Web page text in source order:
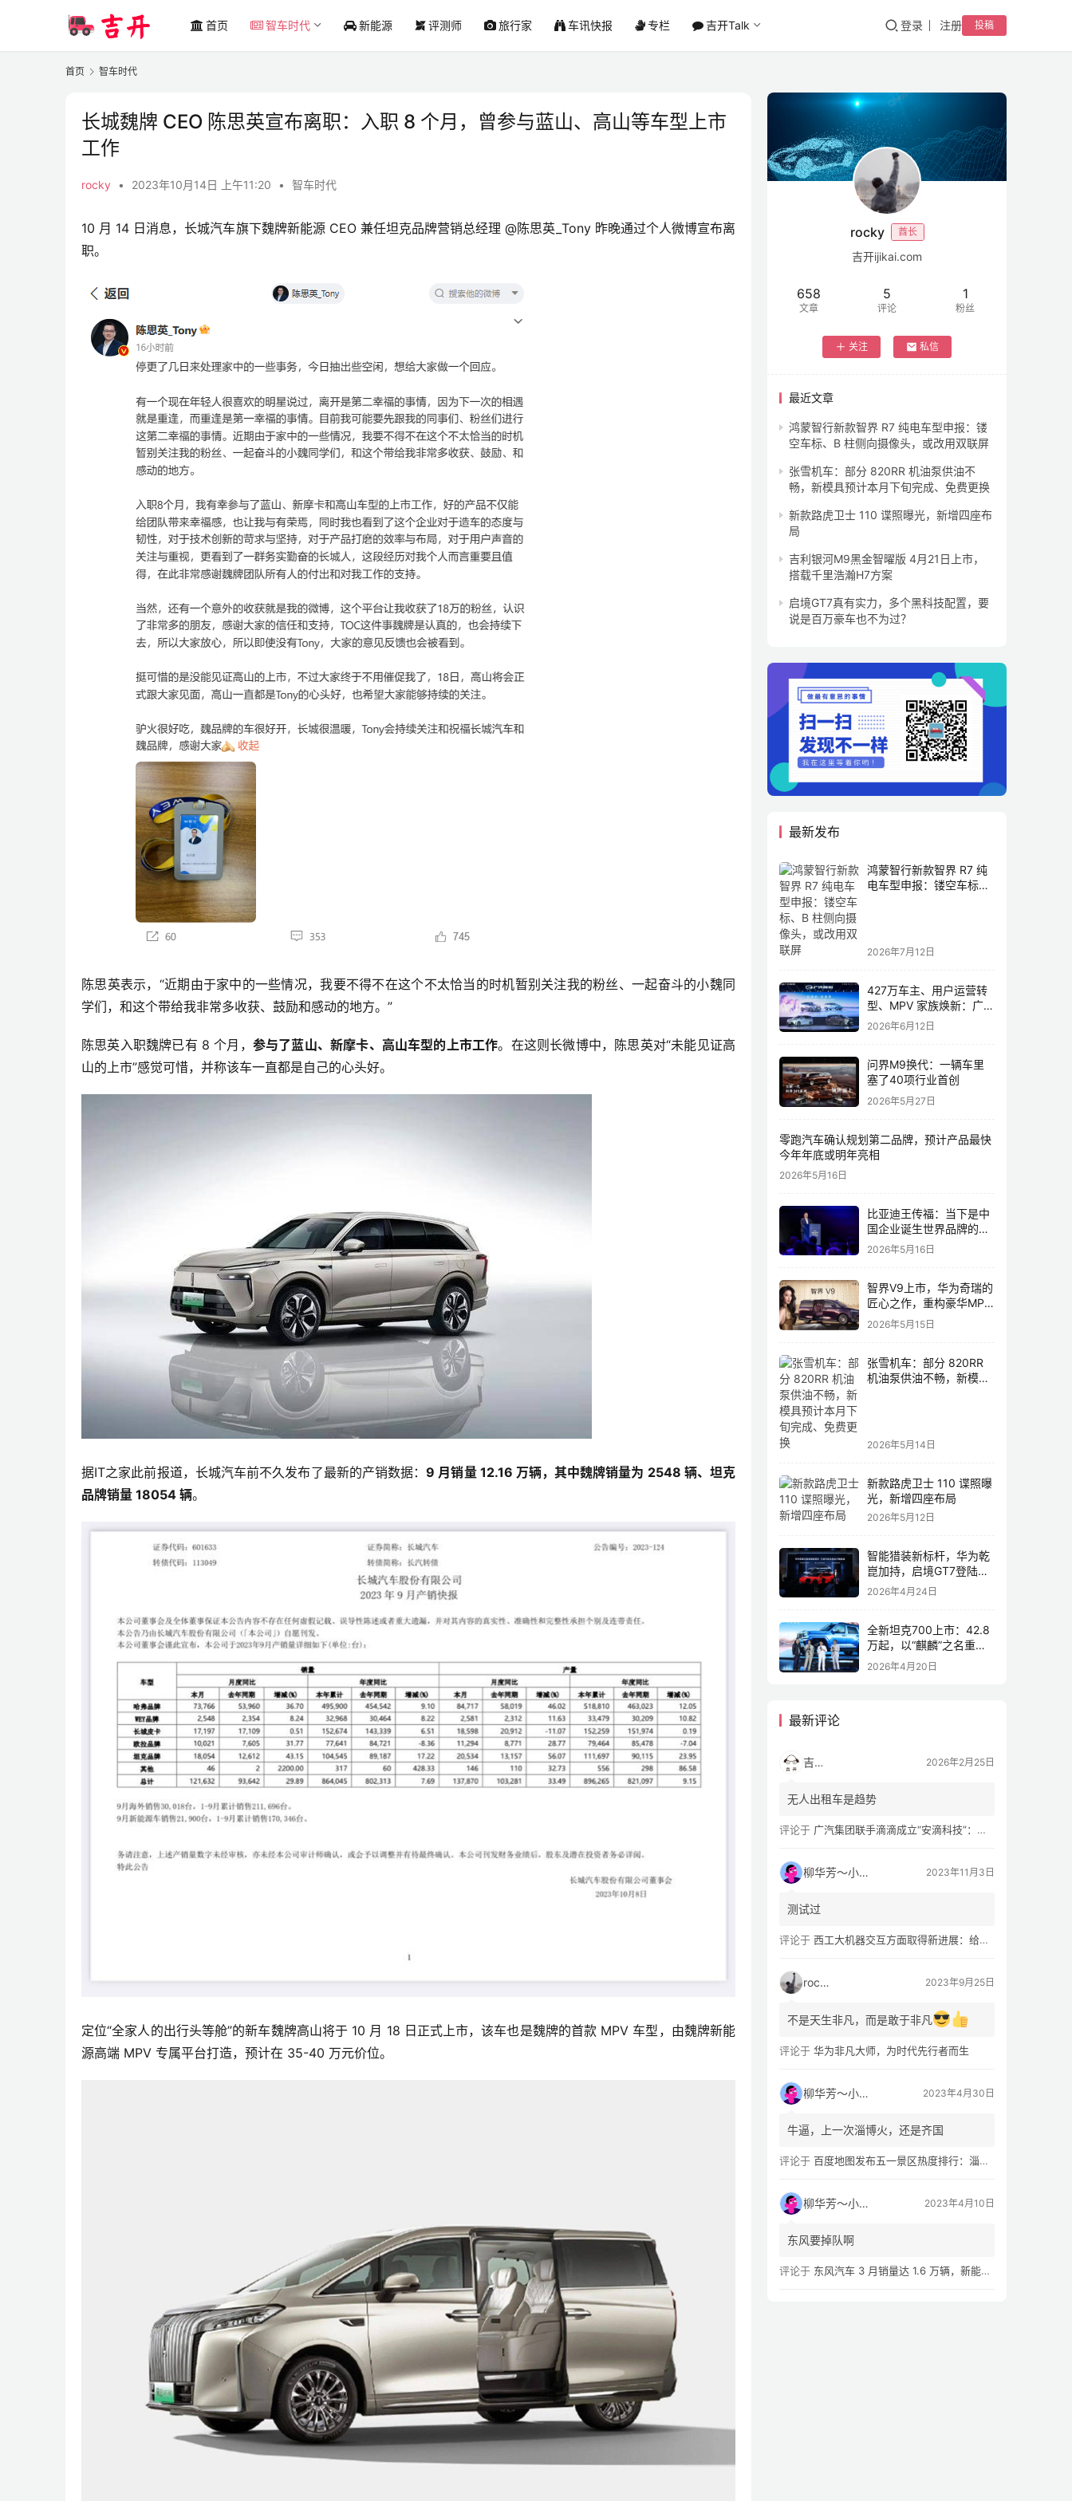
首页 智车时代 新能源 评测师 旅行家 车讯快报 专栏 吉开Talk 登录 注册 投稿
首页 智车时代
长城魏牌 CEO 陈思英宣布离职：入职 8 个月，曾参与蓝山、高山等车型上市
工作
rocky • 2023年10月14日 上午11:20 • 智车时代
10 月 14 日消息，长城汽车旗下魏牌新能源 CEO 兼任坦克品牌营销总经理 @陈思英_Tony 昨晚通过个人微博宣布离
职。
陈思英表示，“近期由于家中的一些情况，我要不得不在这个不太恰当的时机暂别关注我的粉丝、一起奋斗的小魏同
学们，和这个带给我非常多收获、鼓励和感动的地方。”
陈思英入职魏牌已有 8 个月， 参与了蓝山、新摩卡、高山车型的上市工作。在这则长微博中，陈思英对“未能见证高
山的上市”感觉可惜，并称该车一直都是自己的心头好。
据IT之家此前报道，长城汽车前不久发布了最新的产销数据：9 月销量 12.16 万辆，其中魏牌销量为 2548 辆、坦克
品牌销量 18054 辆。
定位“全家人的出行头等舱”的新车魏牌高山将于 10 月 18 日正式上市，该车也是魏牌的首款 MPV 车型，由魏牌新能
源高端 MPV 专属平台打造，预计在 35-40 万元价位。
rocky 酋长
吉开ijikai.com
658
文章
5
评论
1
粉丝
关注 私信
最近文章
鸿蒙智行新款智界 R7 纯电车型申报：镂
空车标、B 柱侧向摄像头，或改用双联屏
张雪机车：部分 820RR 机油泵供油不
畅，新模具预计本月下旬完成、免费更换
新款路虎卫士 110 谍照曝光，新增四座布
局
吉利银河M9黑金智曜版 4月21日上市，
搭载千里浩瀚H7方案
启境GT7真有实力，多个黑科技配置，要
说是百万豪车也不为过？
最新发布
鸿蒙智行新款智界 R7 纯
电车型申报：镂空车标、
2026年7月12日
427万车主、用户运营转
型、MPV 家族焕新：广汽
传祺书写新传奇
2026年6月12日
问界M9换代：一辆车里
塞了40项行业首创
2026年5月27日
零跑汽车确认规划第二品牌，预计产品最快
今年年底或明年亮相
2026年5月16日
比亚迪王传福：当下是中
国企业诞生世界品牌的最
佳历史机遇，尤其是制造
2026年5月16日
智界V9上市，华为奇瑞的
匠心之作，重构豪华MPV
市场格局
2026年5月15日
张雪机车：部分 820RR
机油泵供油不畅，新模具
2026年5月14日
新款路虎卫士 110 谍照曝
光，新增四座布局
2026年5月12日
智能猎装新标杆，华为乾
崑加持，启境GT7登陆
2026北京车展
2026年4月24日
全新坦克700上市：42.8
万起，以“麒麟”之名重塑
全域豪华
2026年4月20日
最新评论
吉开 2026年2月25日
无人出租车是趋势
评论于 广汽集团联手滴滴成立“安滴科技”：加速 L4 级 Robotaxi 量产
柳华芳～小芳侠 2023年11月3日
测试过
评论于 西工大机器交互方面取得新进展：给无人机“装上大脑、建立群聊”
rocky 2023年9月25日
不是天生非凡，而是敢于非凡
评论于 华为非凡大师，为时代先行者而生
柳华芳～小芳侠 2023年4月30日
牛逼，上一次淄博火，还是齐国
评论于 百度地图发布五一景区热度排行：淄博八大局早市，遥遥领先
柳华芳～小芳侠 2023年4月10日
东风要掉队啊
评论于 东风汽车 3 月销量达 1.6 万辆，新能源汽车 Q1 累计销量同比下滑 54.02%